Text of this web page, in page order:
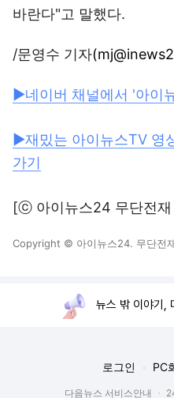
바란다"고 말했다.
/문영수 기자
▶네이버 채널에서 '아이
▶재밌는 아이뉴스TV 영
가기
[ⓒ 아이뉴스24 무단전재
Copyright © 아이뉴스24. 무단전
뉴스 밖 이야기,
로그인 PC
다음뉴스 서비스안내